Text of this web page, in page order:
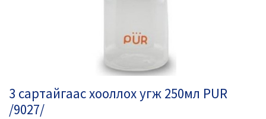
3 сартайгаас хооллох угж 250мл PUR
/9027/